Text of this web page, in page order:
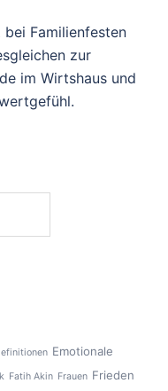
Familienfesten
zur
im Wirtshaus und
Emotionale
Fatih Akin Frauen Frieden